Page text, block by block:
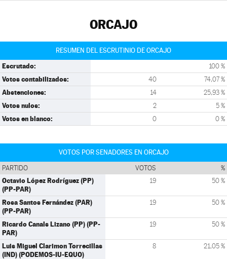
ORCAJO
RESUMEN DEL ESCRUTINIO DE ORCAJO
Escrutado: 100 %
Votos contabilizados: 40 74,07 %
Abstenciones: 14 25,93 %
Votos nulos: 2 5 %
Votos en blanco: 0 0 %
VOTOS POR SENADORES EN ORCAJO
PARTIDO VOTOS %
Octavio López Rodríguez (PP)
(PP-PAR)
19 50 %
Rosa Santos Fernández (PAR)
(PP-PAR)
19 50 %
Ricardo Canals Lizano (PP) (PP-
PAR)
19 50 %
Luis Miguel Clarimon Torrecillas
(IND) (PODEMOS-IU-EQUO)
8 21,05 %